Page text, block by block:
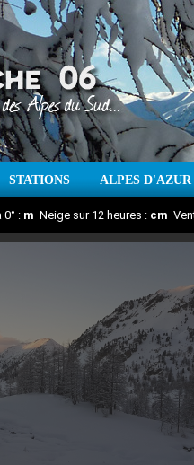
STATIONS ALPES D'AZUR
: T° Min :°C T° Max : °C |
0° : m Neige sur 12 heures : cm
en direct l'actualité des stations